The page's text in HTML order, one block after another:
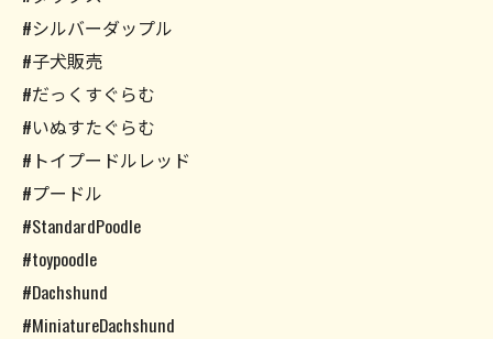
#シルバーダップル
#子犬販売
#だっくすぐらむ
#いぬすたぐらむ
#トイプードルレッド
#プードル
#StandardPoodle
#toypoodle
#Dachshund
#MiniatureDachshund